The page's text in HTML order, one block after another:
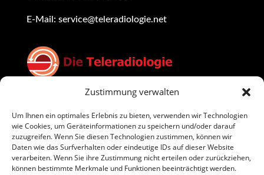
Zustimmung verwalten
Um Ihnen ein optimales Erlebnis zu bieten, verwenden wir Technologien
wie Cookies, um Geräteinformationen zu speichern und/oder darauf
zuzugreifen. Wenn Sie diesen Technologien zustimmen, können wir
Daten wie das Surfverhalten oder eindeutige IDs auf dieser Website
verarbeiten. Wenn Sie ihre Zustimmung nicht erteilen oder zurückziehen,
können bestimmte Merkmale und Funktionen beeinträchtigt werden.
E-Mail: service@teleradiologie.net
Rechtliche Hinweise
Datenschutzerklärung
Impressum